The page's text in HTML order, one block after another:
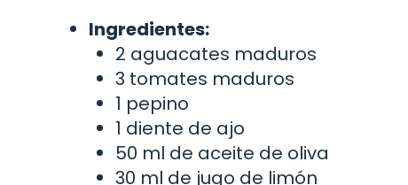
Ingredientes:
2 aguacates maduros
3 tomates maduros
1 pepino
1 diente de ajo
50 ml de aceite de oliva
30 ml de jugo de limón